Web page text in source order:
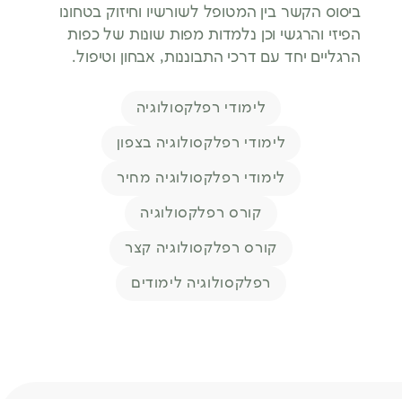
ביסוס הקשר בין המטופל לשורשיו וחיזוק בטחונו
הפיזי והרגשי וכן נלמדות מפות שונות של כפות
הרגליים יחד עם דרכי התבוננות, אבחון וטיפול.
לימודי רפלקסולוגיה
לימודי רפלקסולוגיה בצפון
לימודי רפלקסולוגיה מחיר
קורס רפלקסולוגיה
קורס רפלקסולוגיה קצר
רפלקסולוגיה לימודים